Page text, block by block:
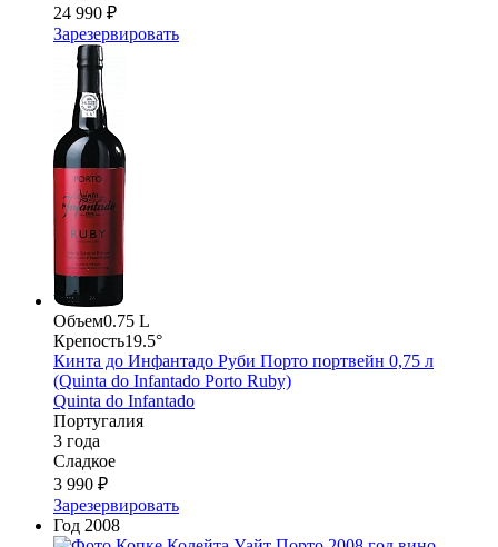
24 990 ₽
Зарезервировать
Объем0.75 L
Крепость19.5°
Кинта до Инфантадо Руби Порто портвейн 0,75 л
(Quinta do Infantado Porto Ruby)
Quinta do Infantado
Португалия
3 года
Сладкое
3 990 ₽
Зарезервировать
Год 2008